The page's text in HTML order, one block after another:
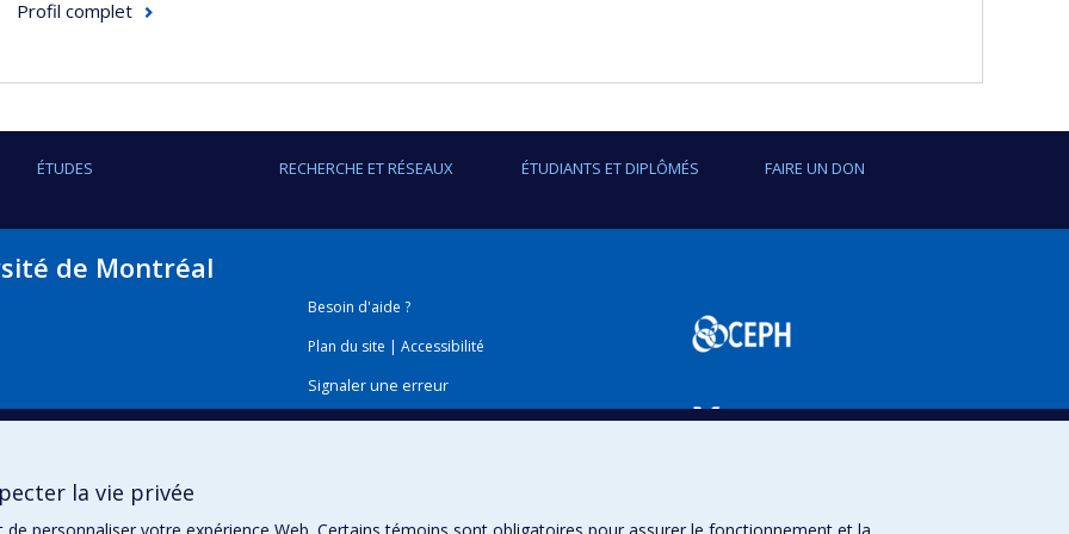
Profil complet
ÉTUDES RECHERCHE ET RÉSEAUX ÉTUDIANTS ET DIPLÔMÉS FAIRE UN DON
de Montréal
Besoin d'aide ?
Plan du site |Accessibilité
Signaler une erreur
la vie privée
de personnaliser votre expérience Web. Certains témoins sont obligatoires pour assurer le fonctionnement et la